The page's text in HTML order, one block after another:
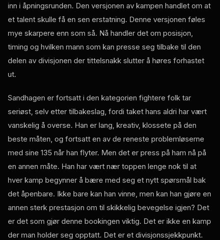
inn i åpningsrunden. Den versjonen av kampen handlet om at
et talent skulle få en sen erstatning. Denne versjonen føles
mye skarpere enn som så. Nå handler det om posisjon,
timing og hvilken mann som kan presse seg tilbake til den
delen av divisjonen der tittelsnakk slutter å høres forhastet
ut.
Sandhagen er fortsatt i den kategorien fightere folk tar
seriøst, selv etter tilbakeslag, fordi taket hans aldri har vært
vanskelig å overse. Han er lang, kreativ, klossete på den
beste måten, og fortsatt en av de reneste problemløserne
med sine 135 når han flyter. Men det er press på ham nå på
en annen måte. Han har vært nær toppen lenge nok til at
hver kamp begynner å bære med seg et nytt spørsmål bak
det åpenbare. Ikke bare kan han vinne, men kan han gjøre en
annen sterk prestasjon om til skikkelig bevegelse igjen? Det
er det som gjør denne bookingen viktig. Det er ikke en kamp
der man holder seg opptatt. Det er et divisjonssjekkpunkt.